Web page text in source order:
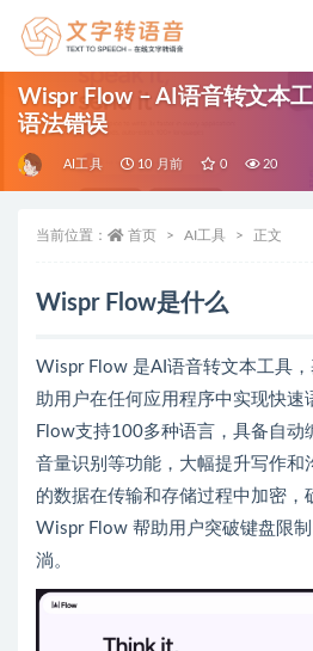
Wispr Flow – AI语音转文本
语法错误
AI工具 10 月前 0 20
当前位置： 首页 AI工具 正文
Wispr Flow是什么
Wispr Flow 是AI语音转文本工具
助用户在任何应用程序中实现快速
Flow支持100多种语言，具备自动
音量识别等功能，大幅提升写作
的数据在传输和存储过程中加密，
Wispr Flow 帮助用户突破键盘限
淌。